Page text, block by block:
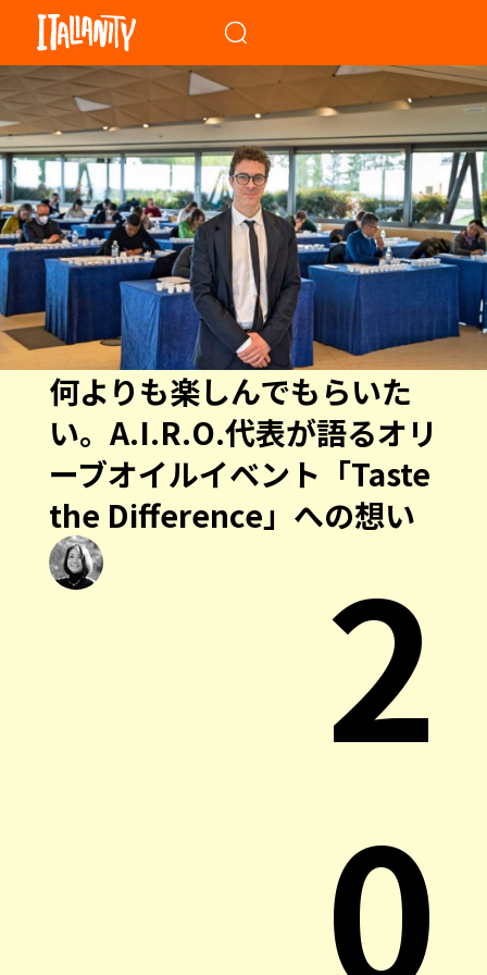
何よりも楽しんでもらいた
い。A.I.R.O.代表が語るオリ
ーブオイルイベント「Taste
the Difference」への想い
2
0